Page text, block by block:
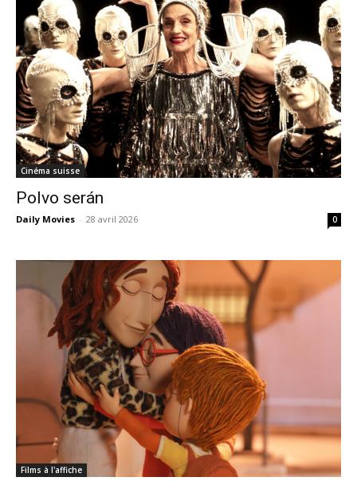
Cinéma suisse
Polvo serán
Daily Movies - 28 avril 2026 0
Films à l'affiche